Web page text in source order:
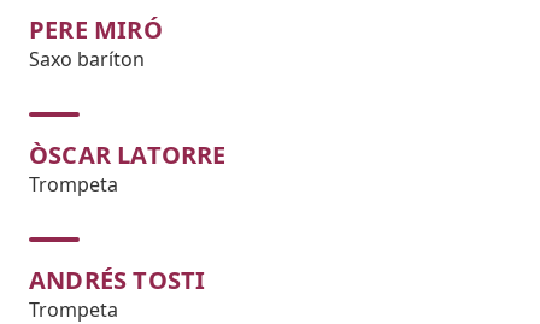
PERE MIRÓ
Saxo baríton
ÒSCAR LATORRE
Trompeta
ANDRÉS TOSTI
Trompeta